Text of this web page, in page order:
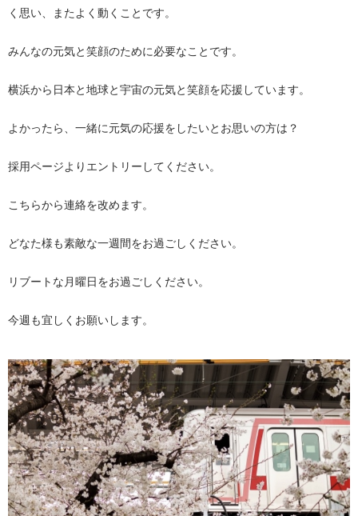
く思い、またよく動くことです。
みんなの元気と笑顔のために必要なことです。
横浜から日本と地球と宇宙の元気と笑顔を応援しています。
よかったら、一緒に元気の応援をしたいとお思いの方は？
採用ページよりエントリーしてください。
こちらから連絡を改めます。
どなた様も素敵な一週間をお過ごしください。
リブートな月曜日をお過ごしください。
今週も宜しくお願いします。